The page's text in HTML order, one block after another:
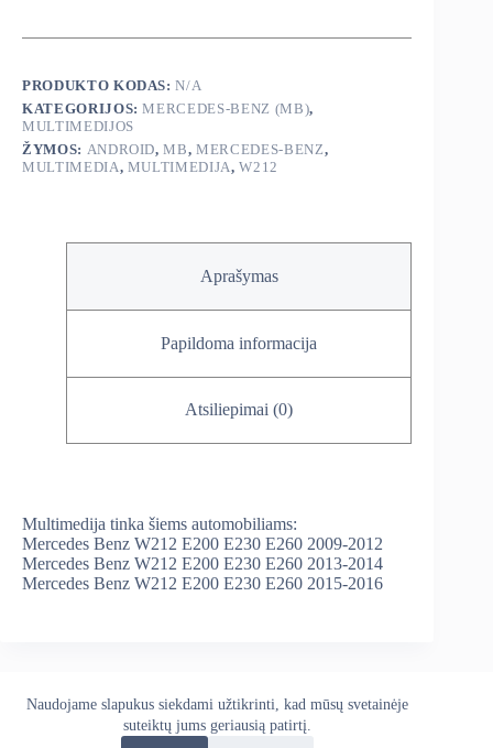
Naudojame slapukus siekdami užtikrinti, kad mūsų svetainėje
suteiktų jums geriausią patirtį.
W212
android
multimedija
PRODUKTO KODAS:N/A
KATEGORIJOS:MERCEDES-BENZ (MB),
MULTIMEDIJOS
ŽYMOS: ANDROID,MB,MERCEDES-BENZ,
MULTIMEDIA, MULTIMEDIJA,W212
Aprašymas
Papildoma informacija
Atsiliepimai (0)
Multimedija tinka šiems automobiliams:
Mercedes Benz W212 E200 E230 E260 2009-2012
Mercedes Benz W212 E200 E230 E260 2013-2014
Mercedes Benz W212 E200 E230 E260 2015-2016
Apie mus Grąžinimo politika
Kontaktai
Pristatymo politika
Privatumo politika